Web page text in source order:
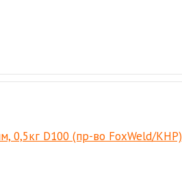
0,5кг D100 (пр-во FoxWeld/КНР)